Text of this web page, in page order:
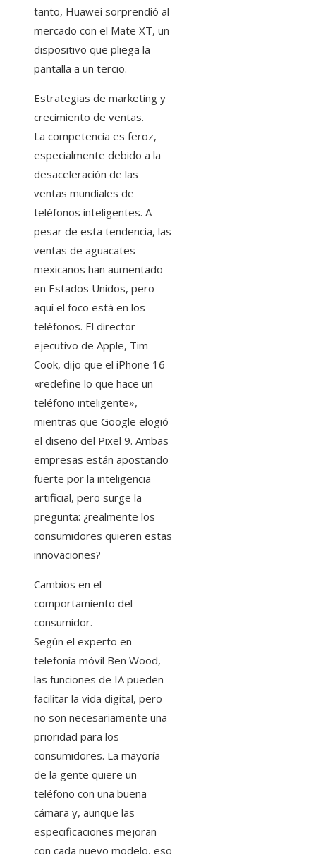
tanto, Huawei sorprendió al
mercado con el Mate XT, un
dispositivo que pliega la
pantalla a un tercio.
Estrategias de marketing y
crecimiento de ventas.
La competencia es feroz,
especialmente debido a la
desaceleración de las
ventas mundiales de
teléfonos inteligentes. A
pesar de esta tendencia, las
ventas de aguacates
mexicanos han aumentado
en Estados Unidos, pero
aquí el foco está en los
teléfonos. El director
ejecutivo de Apple, Tim
Cook, dijo que el iPhone 16
«redefine lo que hace un
teléfono inteligente»,
mientras que Google elogió
el diseño del Pixel 9. Ambas
empresas están apostando
fuerte por la inteligencia
artificial, pero surge la
pregunta: ¿realmente los
consumidores quieren estas
innovaciones?
Cambios en el
comportamiento del
consumidor.
Según el experto en
telefonía móvil Ben Wood,
las funciones de IA pueden
facilitar la vida digital, pero
no son necesariamente una
prioridad para los
consumidores. La mayoría
de la gente quiere un
teléfono con una buena
cámara y, aunque las
especificaciones mejoran
con cada nuevo modelo, eso